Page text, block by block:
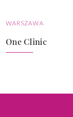
WARSZAWA
One Clinic